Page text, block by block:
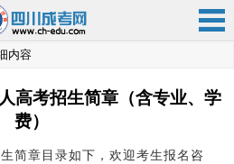
内容
高考招生简章（含专业、学
费）
简章目录如下，欢迎考生报名咨